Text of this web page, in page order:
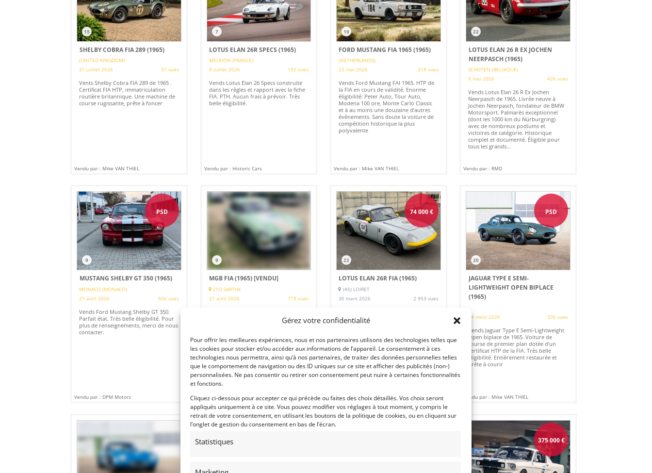
Gérez votre confidentialité
Pour offrir les meilleures expériences, nous et nos partenaires utilisons des technologies telles que
les cookies pour stocker et/ou accéder aux informations de l’appareil. Le consentement à ces
technologies nous permettra, ainsi qu’à nos partenaires, de traiter des données personnelles telles
que le comportement de navigation ou des ID uniques sur ce site et afficher des publicités (non-)
personnalisées. Ne pas consentir ou retirer son consentement peut nuire à certaines fonctionnalités
et fonctions.
Cliquez ci-dessous pour accepter ce qui précède ou faites des choix détaillés. Vos choix seront
appliqués uniquement à ce site. Vous pouvez modifier vos réglages à tout moment, y compris le
retrait de votre consentement, en utilisant les boutons de la politique de cookies, ou en cliquant sur
l’onglet de gestion du consentement en bas de l’écran.
Statistiques
15
SHELBY COBRA FIA 289 (1965)
(UNITED KINGDOM)
31 juillet 2026
37 vues
Vents Shelby Cobra FIA 289 de 1965 .
Certificat FIA HTP, immatriculation
routière britannique. Une machine de
course rugissante, prête à foncer
Vendu par : Mike VAN THIEL
7
LOTUS ELAN 26R SPECS (1965)
MEUDON (FRANCE)
8 juillet 2026
192 vues
Vends Lotus Elan 26 Specs construite
dans les règles et rapport avec la fiche
FIA. PTH. Aucun frais à prévoir. Très
belle éligibilité.
Vendu par : Historic Cars
19
FORD MUSTANG FIA 1965 (1965)
(NETHERLANDS)
22 mai 2026
318 vues
Vends Ford Mustang FAI 1965. HTP de
la FIA en cours de validité. Enorme
éligibilité: Peter Auto, Tour Auto,
Modena 100 ore, Monte Carlo Classic
et à au moins une douzaine d’autres
événements. Sans doute la voiture de
compétition historique la plus
polyvalente
Vendu par : Mike VAN THIEL
22
LOTUS ELAN 26 R EX JOCHEN
NEERPASCH (1965)
SCHOTEN (BELGIQUE)
9 mai 2026
426 vues
Vends Lotus Elan 26 R Ex Jochen
Neerpasch de 1965. Livrée neuve à
Jochen Neerpasch, fondateur de BMW
Motorsport. Palmarès exceptionnel
(dont les 1000 km du Nürburgring)
avec de nombreux podiums et
victoires de catégorie. Historique
complet et documenté. Éligible pour
tous les grands...
Vendu par : RMD
PSD
9
MUSTANG SHELBY GT 350 (1965)
MONACO (MONACO)
21 avril 2026
926 vues
Vends Ford Mustang Shelby GT 350.
Parfait état. Très belle éligibilité. Pour
plus de renseignements, merci de nous
contacter.
Vendu par : DPM Motors
9
MGB FIA (1965)[VENDU]
(72) SARTHE
21 avril 2026
719 vues
Course YF Historic Racing – Prête à
Engager. Idéale pour Gentleman driver
efficace. Débuter en VHC. Participer à
des rallyes historiques, courses de
côte, séries circuit
Vendu par : fayetyann
74 000€
22
LOTUS ELAN 26R FIA (1965)
(45) LOIRET
30 mars 2026
2 953 vues
préparée par John Bradshow. Moteur
juste rodé. Joli lot de bord. Très belle
Vendu par : extralogo
PSD
20
JAGUAR TYPE E SEMI-
LIGHTWEIGHT OPEN BIPLACE
(1965)
24 mars 2026 336 vues
Vends Jaguar Type E Semi-Lightweight
Open biplace de 1965. Voiture de
course de premier plan dotée d'un
certificat HTP de la FIA. Très belle
éligibilité. Entièrement restaurée et
prête à courir
Vendu par : Mike VAN THIEL
375 000€